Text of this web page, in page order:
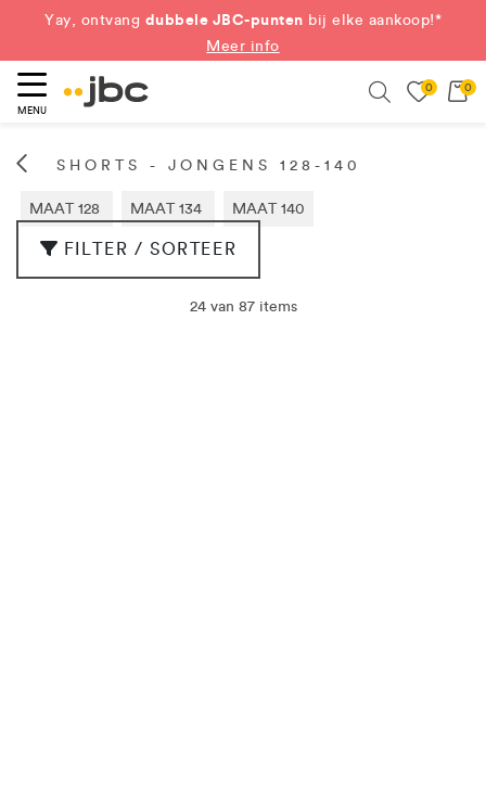
Yay, ontvang dubbele JBC-punten bij elke aankoop!*
Meer info
MENU
0 0
SHORTS - JONGENS 128-140
MAAT 128 MAAT 134 MAAT 140
FILTER / SORTEER
24 van 87 items